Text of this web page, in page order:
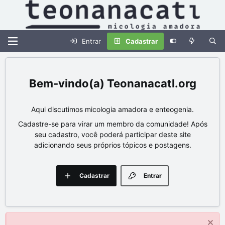
Entrar Cadastrar
Teonanacatl.org
Aqui discutimos micologia amadora e enteogenia.
Cadastre-se para virar um membro da comunidade! Após
seu cadastro, você poderá participar deste site
adicionando seus próprios tópicos e postagens.
Entrar
Cadastrar